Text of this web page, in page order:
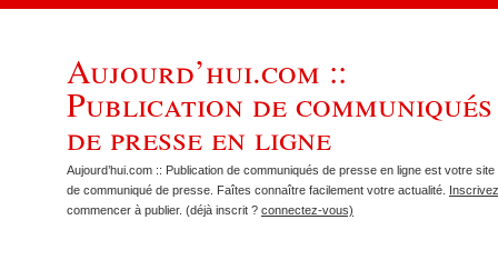
Aujourd’hui.com ::
Publication de communiqués
de presse en ligne
Aujourd’hui.com :: Publication de communiqués de presse en ligne est votre site
de communiqué de presse. Faîtes connaître facilement votre actualité.
commencer à publier. (déjà inscrit ? connectez-vous)